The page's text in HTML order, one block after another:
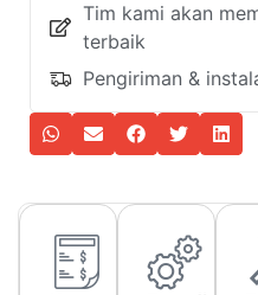
Tim kami akan
terbaik
Pengiriman &